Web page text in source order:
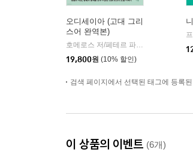
오디세이아 (고대 그리
스어 완역본)
19,800원 (10% 할인)
검색 페이지에서 선택된 태그에 등록
이 상품의 이벤트 (6개)